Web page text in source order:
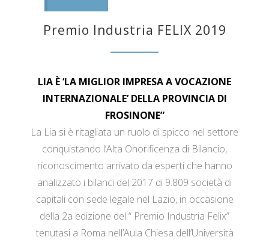
Premio Industria FELIX 2019
LIA È ‘LA MIGLIOR IMPRESA A VOCAZIONE
INTERNAZIONALE’ DELLA PROVINCIA DI
FROSINONE”
La Lia si è ritagliata un ruolo di spicco nel settore
conquistando l’Alta Onorificenza di Bilancio,
riconoscimento arrivato da esperti che hanno
analizzato i bilanci del 2017 di 9.809 società di
capitali con sede legale nel Lazio, in occasione
della 2a edizione del “ Premio Industria Felix”
tenutasi a Roma nell’Aula Chiesa dell’Università